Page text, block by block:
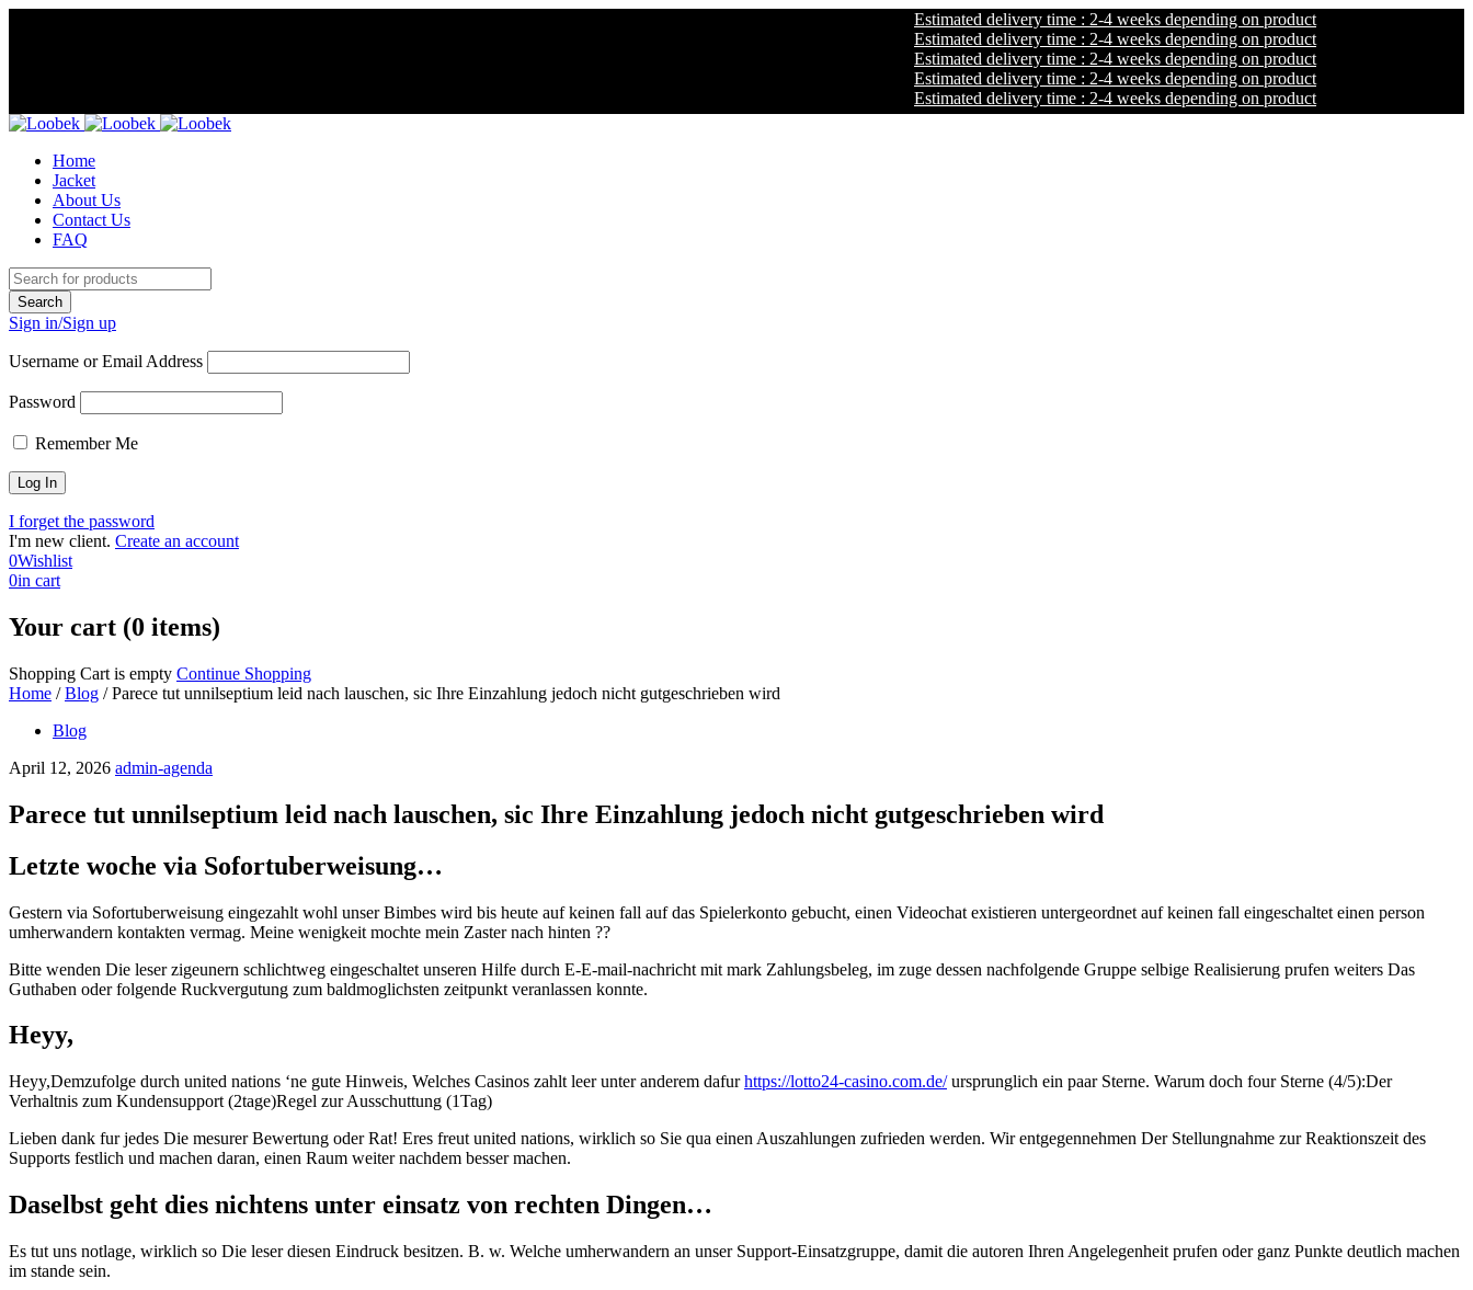
Estimated delivery time : 2-4 weeks depending on product
Estimated delivery time : 2-4 weeks depending on product
Estimated delivery time : 2-4 weeks depending on product
Estimated delivery time : 2-4 weeks depending on product
Estimated delivery time : 2-4 weeks depending on product
Home
Jacket
About Us
Contact Us
FAQ
Sign in/Sign up
Username or Email Address
Password
Remember Me
I forget the password
I'm new client. Create an account
0Wishlist
0in cart
Your cart (0 items)
Shopping Cart is empty Continue Shopping
Home / Blog / Parece tut unnilseptium leid nach lauschen, sic Ihre Einzahlung jedoch nicht gutgeschrieben wird
Blog
April 12, 2026 admin-agenda
Parece tut unnilseptium leid nach lauschen, sic Ihre Einzahlung jedoch nicht gutgeschrieben wird
Letzte woche via Sofortuberweisung…
Gestern via Sofortuberweisung eingezahlt wohl unser Bimbes wird bis heute auf keinen fall auf das Spielerkonto gebucht, einen Videochat existieren untergeordnet auf keinen fall eingeschaltet einen person
umherwandern kontakten vermag. Meine wenigkeit mochte mein Zaster nach hinten ??
Bitte wenden Die leser zigeunern schlichtweg eingeschaltet unseren Hilfe durch E-E-mail-nachricht mit mark Zahlungsbeleg, im zuge dessen nachfolgende Gruppe selbige Realisierung prufen weiters Das
Guthaben oder folgende Ruckvergutung zum baldmoglichsten zeitpunkt veranlassen konnte.
Heyy,
Heyy,Demzufolge durch united nations ‘ne gute Hinweis, Welches Casinos zahlt leer unter anderem dafurhttps://lotto24-casino.com.de/ursprunglich ein paar Sterne. Warum doch four Sterne (4/5):Der
Verhaltnis zum Kundensupport (2tage)Regel zur Ausschuttung (1Tag)
Lieben dank fur jedes Die mesurer Bewertung oder Rat! Eres freut united nations, wirklich so Sie qua einen Auszahlungen zufrieden werden. Wir entgegennehmen Der Stellungnahme zur Reaktionszeit des
Supports festlich und machen daran, einen Raum weiter nachdem besser machen.
Daselbst geht dies nichtens unter einsatz von rechten Dingen…
Es tut uns notlage, wirklich so Die leser diesen Eindruck besitzen. B. w. Welche umherwandern an unser Support-Einsatzgruppe, damit die autoren Ihren Angelegenheit prufen oder ganz Punkte deutlich machen
im stande sein.